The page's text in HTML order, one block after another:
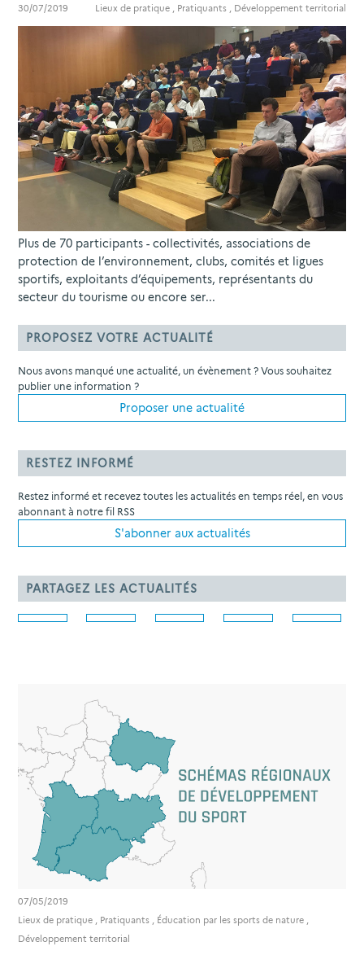
30/07/2019 Lieux de pratique Pratiquants Développement territorial
Plus de 70 participants - collectivités, associations de
protection de l’environnement, clubs, comités et ligues
sportifs, exploitants d’équipements, représentants du
secteur du tourisme ou encore ser...
PROPOSEZ VOTRE ACTUALITÉ
Nous avons manqué une actualité, un évènement ? Vous souhaitez
publier une information ?
Proposer une actualité
RESTEZ INFORMÉ
Restez informé et recevez toutes les actualités en temps réel, en vous
abonnant à notre fil RSS
S'abonner aux actualités
PARTAGEZ LES ACTUALITÉS
07/05/2019
Lieux de pratique , Pratiquants , Éducation par les sports de nature ,
Développement territorial